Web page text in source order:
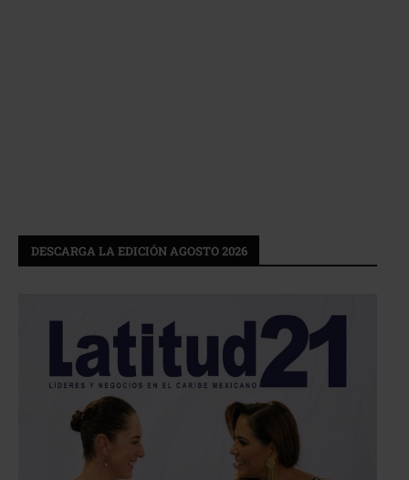
DESCARGA LA EDICIÓN AGOSTO 2026